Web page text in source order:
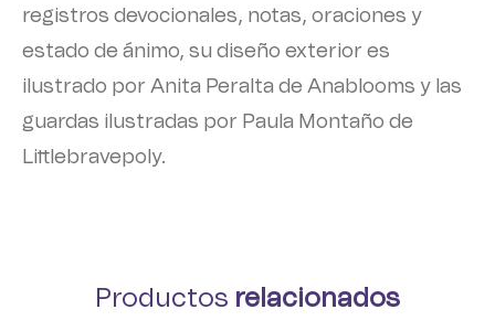
registros devocionales, notas, oraciones y
estado de ánimo, su diseño exterior es
ilustrado por Anita Peralta de Anablooms y las
guardas ilustradas por Paula Montaño de
Littlebravepoly.
Productos relacionados